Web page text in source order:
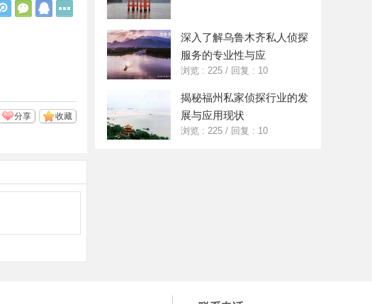
腾
讯
微
信
Q
收藏
分享
深入了解乌鲁木齐私人侦探
服务的专业性与应
浏览 : 225 / 回复 : 10
揭秘福州私家侦探行业的发
展与应用现状
浏览 : 225 / 回复 : 10